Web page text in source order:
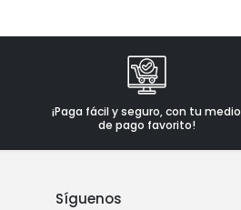
¡Paga fácil y seguro, con tu medio
de pago favorito!
Síguenos